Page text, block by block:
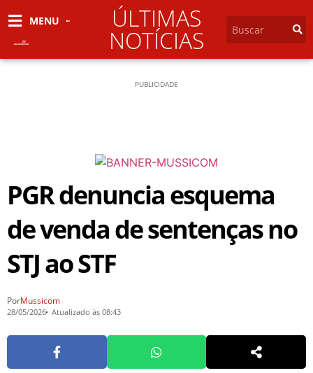
MENU ÚLTIMAS
NOTÍCIAS
PUBLICIDADE
PGR denuncia esquema
de venda de sentenças no
STJ ao STF
PorMussicom
28/05/2026 Atualizado às 08:43